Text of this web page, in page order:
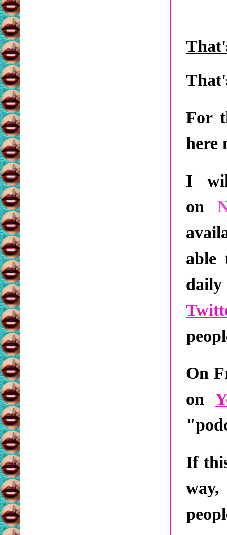
For
here
I
on
able
On
on
If
way,